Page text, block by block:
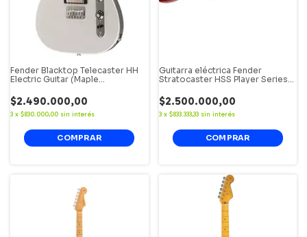
Fender Blacktop Telecaster HH
Electric Guitar (Maple
$2.490.000,00
3 x $830.000,00 sin interés
Guitarra eléctrica Fender
Stratocaster HSS Player Series
$2.500.000,00
3 x $833.333,33 sin interés